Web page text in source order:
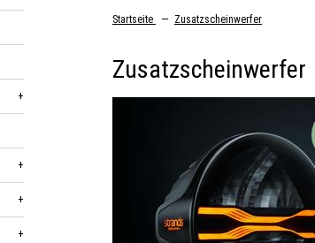
+
+
+
+
Startseite — Zusatzscheinwerfer
Zusatzscheinwerfer